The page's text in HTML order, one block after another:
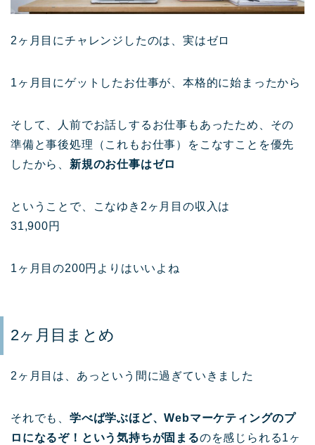
2ヶ月目にチャレンジしたのは、実はゼロ
1ヶ月目にゲットしたお仕事が、本格的に始まったから
そして、人前でお話しするお仕事もあったため、その
準備と事後処理（これもお仕事）をこなすことを優先
したから、 新規のお仕事はゼロ
ということで、こなゆき2ヶ月目の収入は
31,900円
1ヶ月目の200円よりはいいよね
2ヶ月目まとめ
2ヶ月目は、あっという間に過ぎていきました
それでも、 学べば学ぶほど、Webマーケティングのプ
ロになるぞ！という気持ちが固まるのを感じられる1ヶ